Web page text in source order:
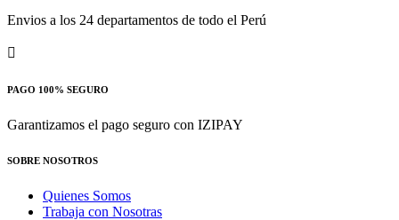
Envios a los 24 departamentos de todo el Perú
PAGO 100% SEGURO
Garantizamos el pago seguro con IZIPAY
SOBRE NOSOTROS
Quienes Somos
Trabaja con Nosotras